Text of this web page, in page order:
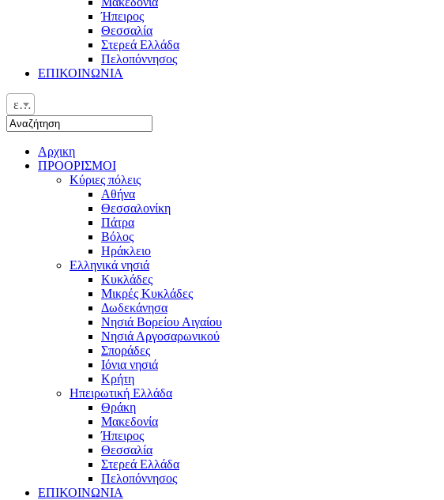
Ήπειρος
Θεσσαλία
Στερεά Ελλάδα
Πελοπόννησος
ΕΠΙΚΟΙΝΩΝΙΑ
ελ
Αρχικη
ΠΡΟΟΡΙΣΜΟΙ
Κύριες πόλεις
Αθήνα
Θεσσαλονίκη
Πάτρα
Βόλος
Ηράκλειο
Ελληνικά νησιά
Κυκλάδες
Μικρές Κυκλάδες
Δωδεκάνησα
Νησιά Βορείου Αιγαίου
Νησιά Αργοσαρωνικού
Σποράδες
Ιόνια νησιά
Κρήτη
Ηπειρωτική Ελλάδα
Θράκη
Μακεδονία
Ήπειρος
Θεσσαλία
Στερεά Ελλάδα
Πελοπόννησος
ΕΠΙΚΟΙΝΩΝΙΑ